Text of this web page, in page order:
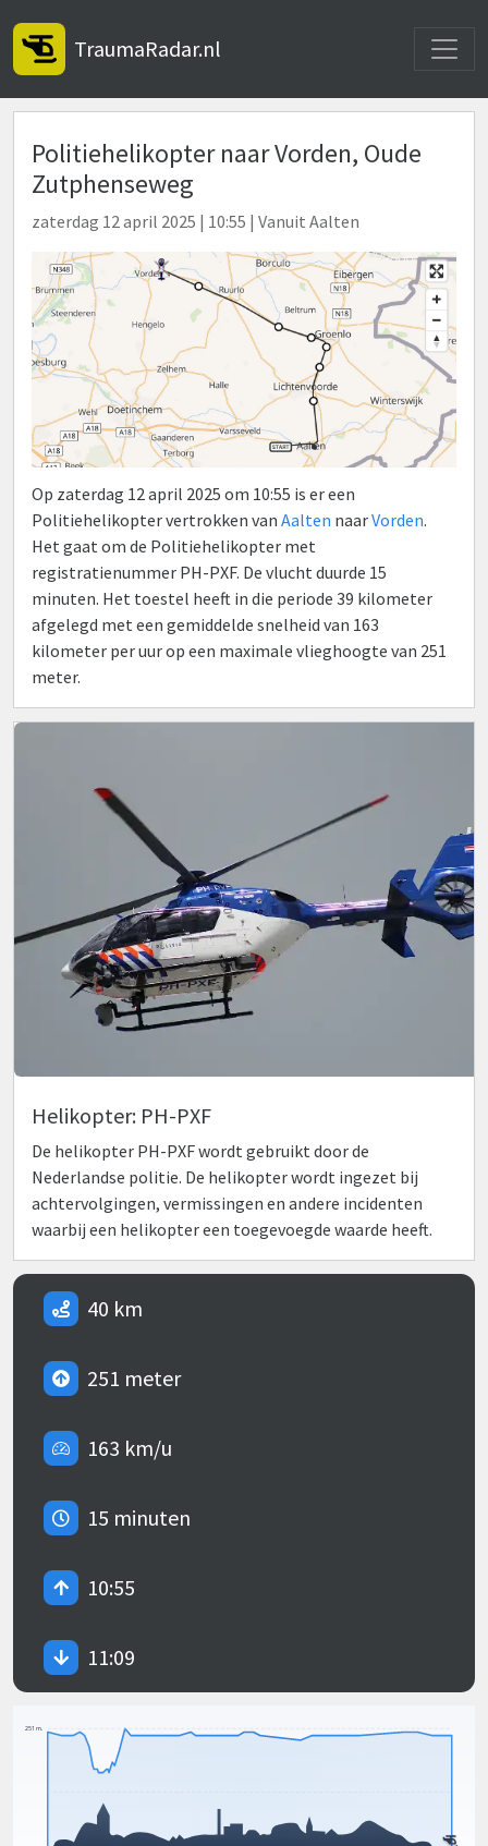
TraumaRadar.nl
Politiehelikopter naar Vorden, Oude
Zutphenseweg
zaterdag 12 april 2025 | 10:55 | Vanuit Aalten
Op zaterdag 12 april 2025 om 10:55 is er een
Politiehelikopter vertrokken van Aalten naarVorden.
Het gaat om de Politiehelikopter met
registratienummer PH-PXF. De vlucht duurde 15
minuten. Het toestel heeft in die periode 39 kilometer
afgelegd met een gemiddelde snelheid van 163
kilometer per uur op een maximale vlieghoogte van 251
meter.
Helikopter: PH-PXF
De helikopter PH-PXF wordt gebruikt door de
Nederlandse politie. De helikopter wordt ingezet bij
achtervolgingen, vermissingen en andere incidenten
waarbij een helikopter een toegevoegde waarde heeft.
40 km
251 meter
163 km/u
15 minuten
10:55
11:09